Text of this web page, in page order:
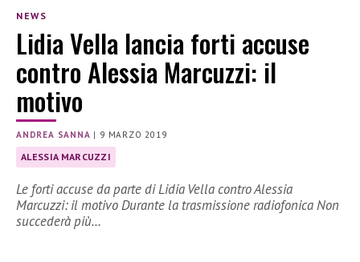
NEWS
Lidia Vella lancia forti accuse
contro Alessia Marcuzzi: il
motivo
ANDREA SANNA | 9 MARZO 2019
ALESSIA MARCUZZI
Le forti accuse da parte di Lidia Vella contro Alessia
Marcuzzi: il motivo Durante la trasmissione radiofonica Non
succederà più…